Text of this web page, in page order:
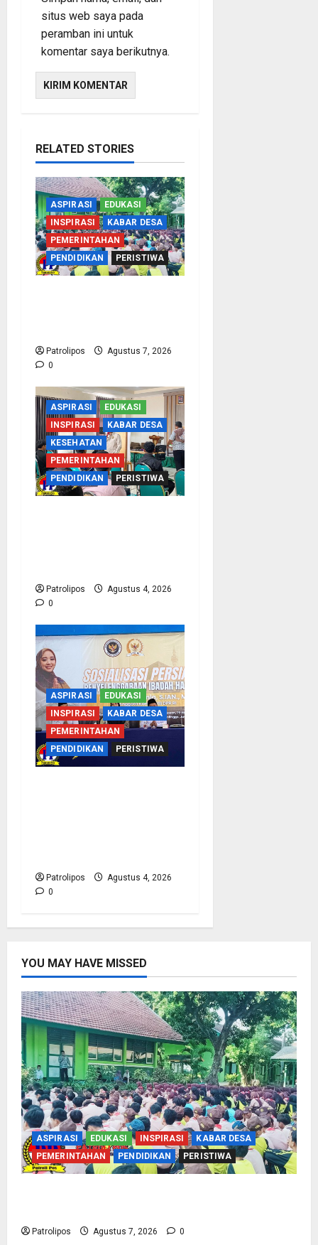
situs web saya pada
peramban ini untuk
komentar saya berikutnya.
RELATED STORIES
ASPIRASI
EDUKASI
INSPIRASI
KABAR DESA
PEMERINTAHAN
PENDIDIKAN
PERISTIWA
Patrolipos
Agustus 7, 2026
0
ASPIRASI
EDUKASI
INSPIRASI
KABAR DESA
KESEHATAN
PEMERINTAHAN
PENDIDIKAN
PERISTIWA
Patrolipos
Agustus 4, 2026
0
ASPIRASI
EDUKASI
INSPIRASI
KABAR DESA
PEMERINTAHAN
PENDIDIKAN
PERISTIWA
Patrolipos
Agustus 4, 2026
0
YOU MAY HAVE MISSED
ASPIRASI EDUKASI INSPIRASI
KABAR DESA
PEMERINTAHAN
PENDIDIKAN PERISTIWA
Patrolipos Agustus 7, 2026 0